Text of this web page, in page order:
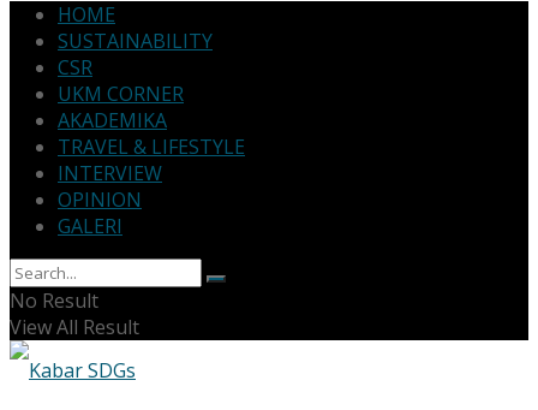
HOME
SUSTAINABILITY
CSR
UKM CORNER
AKADEMIKA
TRAVEL & LIFESTYLE
INTERVIEW
OPINION
GALERI
No Result
View All Result